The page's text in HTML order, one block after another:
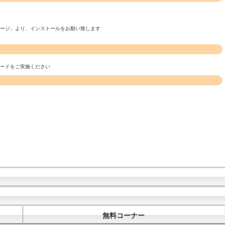
ジ」より、インストールをお願い致します
ドをご実施ください
無料コーナー